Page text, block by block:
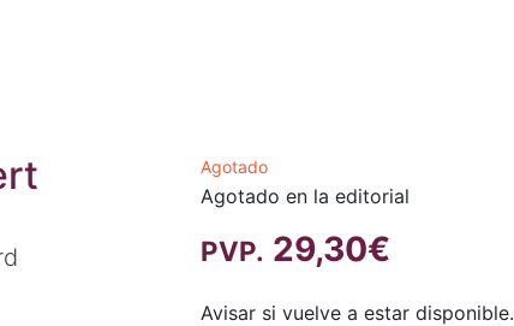
Agotado
Agotado en la editorial
PVP. 29,30€
Avisar si vuelve a estar disponible.